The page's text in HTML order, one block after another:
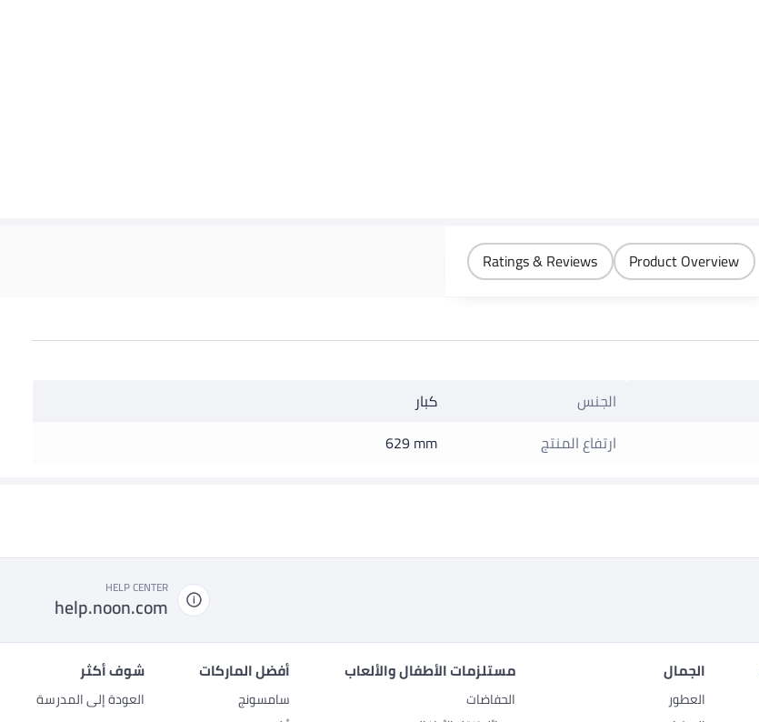
Product Overview
Ratings & Reviews
الجنس
كبار
ارتفاع المنتج
629 mm
HELP CENTER
help.noon.com
الجمال
العطور
مستلزمات الأطفال والألعاب
الحفاضات
أفضل الماركات
سامسونج
شوف أكثر
العودة إلى المدرسة